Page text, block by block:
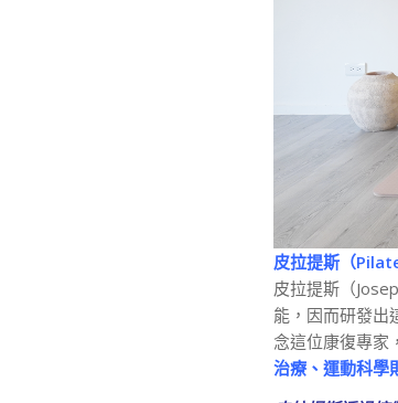
皮拉提斯（
皮拉提斯（
能，因而研發出
念這位康復專家
治療、運動科學